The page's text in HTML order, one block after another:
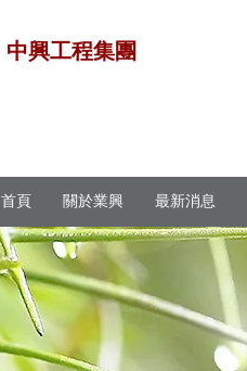
中興工程集團
首頁 關於業興 最新消息